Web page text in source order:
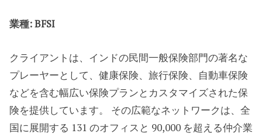
業種: BFSI
クライアントは、インドの民間一般保険部門の著名な
プレーヤーとして、健康保険、旅行保険、自動車保険
などを含む幅広い保険プランとカスタマイズされた保
険を提供しています。 その広範なネットワークは、全
国に展開する 131 のオフィスと 90,000 を超える仲介業